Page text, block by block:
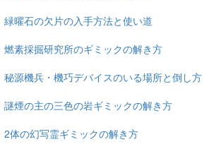
緑曜石の欠片の入手方法と使い道
燃素採掘研究所のギミックの解き方
秘源機兵・機巧デバイスのいる場所と倒し方
謎煙の主の三色の岩ギミックの解き方
2体の幻写霊ギミックの解き方